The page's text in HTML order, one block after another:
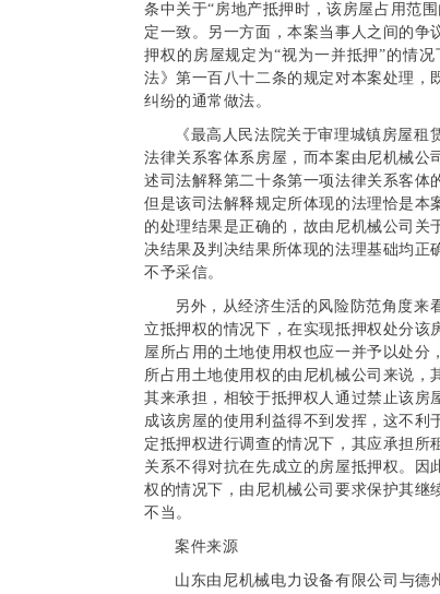
条中关于“房地产抵押时，该房屋占用范
定一致。另一方面，本案当事人之间的
押权的房屋规定为“视为一并抵押”的情
法》第一百八十二条的规定对本案处理，
纠纷的通常做法。
《最高人民法院关于审理城镇房屋
法律关系客体系房屋，而本案由尼机械公
述司法解释第二十条第一项法律关系客体
但是该司法解释规定所体现的法理恰是本
的处理结果是正确的，故由尼机械公司关
决结果及判决结果所体现的法理基础均正
不予采信。
另外，从经济生活的风险防范角度来
立抵押权的情况下，在实现抵押权处分
屋所占用的土地使用权也应一并予以处分
所占用土地使用权的由尼机械公司来说，
其来承担，相较于抵押权人通过禁止该房
成该房屋的使用利益得不到发挥，这不
定抵押权进行调查的情况下，其应承担所
关系不得对抗在先成立的房屋抵押权。因
权的情况下，由尼机械公司要求保护其继
不当。
案件来源
山东由尼机械电力设备有限公司与